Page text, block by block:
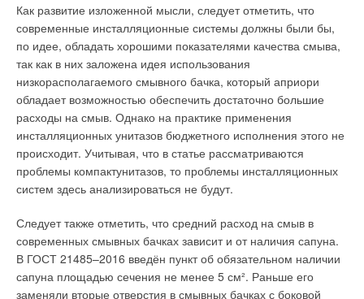
Как развитие изложенной мысли, следует отметить, что
современные инсталляционные системы должны были бы,
по идее, обладать хорошими показателями качества смыва,
так как в них заложена идея использования
низкорасполагаемого смывного бачка, который априори
обладает возможностью обеспечить достаточно большие
расходы на смыв. Однако на практике применения
инсталляционных унитазов бюджетного исполнения этого не
происходит. Учитывая, что в статье рассматриваются
проблемы компактунитазов, то проблемы инсталляционных
систем здесь анализироваться не будут.
Следует также отметить, что средний расход на смыв в
современных смывных бачках зависит и от наличия сапуна.
В ГОСТ 21485–2016 введён пункт об обязательном наличии
сапуна площадью сечения не менее 5 см². Раньше его
заменяли вторые отверстия в смывных бачках с боковой